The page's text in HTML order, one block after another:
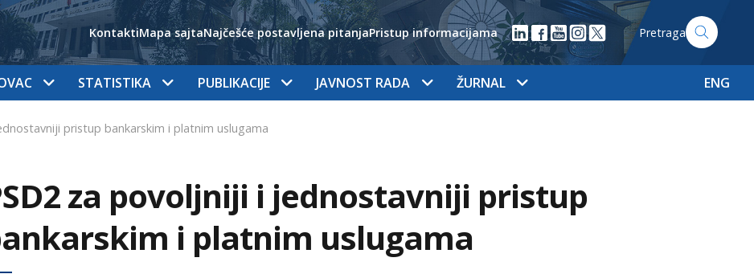
KontaktiMapa sajtaNajčešće postavljena pitanjaPristup informacijama Pretraga
STATISTIKA PUBLIKACIJE JAVNOST RADA ŽURNAL ENG
pristup bankarskim i platnim uslugama
za povoljniji i jednostavniji pristup
i platnim uslugama